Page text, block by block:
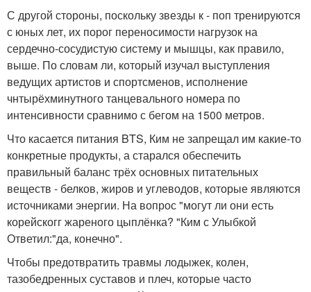
С другой стороны, поскольку звезды к - поп тренируются
с юных лет, их порог переносимости нагрузок на
сердечно-сосудистую систему и мышцы, как правило,
выше. По словам ли, который изучал выступления
ведущих артистов и спортсменов, исполнение
чнтырёхминутного танцевального номера по
интенсивности сравнимо с бегом на 1500 метров.
Что касается питания BTS, Ким не запрещал им какие-то
конкретные продукты, а старался обеспечить
правильный баланс трёх основных питательных
веществ - белков, жиров и углеводов, которые являются
источниками энергии. На вопрос "могут ли они есть
корейскогг жареного цыплёнка? "Ким с Улыбкой
Ответил:"да, конечно".
Чтобы предотвратить травмы лодыжек, колен,
тазобедренных суставов и плеч, которые часто